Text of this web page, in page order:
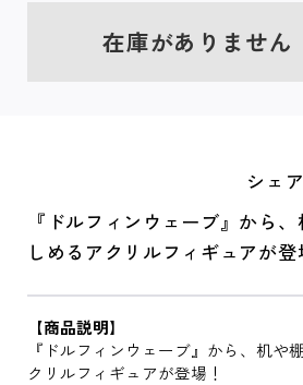
在庫がありません
シェ
『ドルフィンウェーブ』から
しめるアクリルフィギュアが登
【商品説明】
『ドルフィンウェーブ』から、机や
クリルフィギュアが登場！